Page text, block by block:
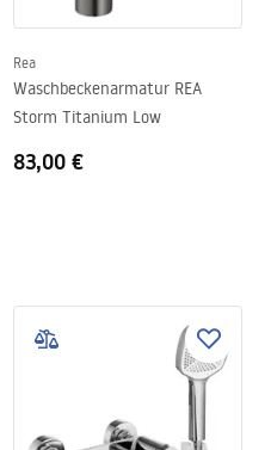
Rea
Waschbeckenarmatur REA
Storm Titanium Low
83,00 €